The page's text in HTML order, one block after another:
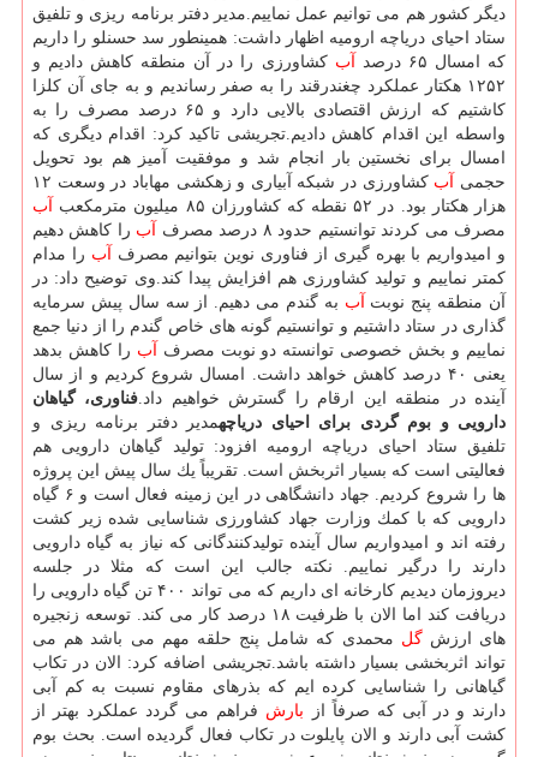
دیگر كشور هم می توانیم عمل نماییم.مدیر دفتر برنامه ریزی و تلفیق
ستاد احیای دریاچه ارومیه اظهار داشت: همینطور سد حسنلو را داریم
كه امسال ۶۵ درصد
آب كشاورزی را در آن منطقه كاهش دادیم و
۱۲۵۲ هكتار عملكرد چغندرقند را به صفر رساندیم و به جای آن كلزا
كاشتیم كه ارزش اقتصادی بالایی دارد و ۶۵ درصد مصرف را به
واسطه این اقدام كاهش دادیم.تجریشی تاكید كرد: اقدام دیگری كه
امسال برای نخستین بار انجام شد و موفقیت آمیز هم بود تحویل
حجمی آب
كشاورزی در شبكه آبیاری و زهكشی مهاباد در وسعت ۱۲
هزار هكتار بود. در ۵۲ نقطه كه كشاورزان ۸۵ میلیون مترمكعب
آب
مصرف می كردند توانستیم حدود ۸ درصد مصرف
آب را كاهش دهیم
و امیدواریم با بهره گیری از فناوری نوین بتوانیم مصرف آب را مدام
كمتر نماییم و تولید كشاورزی هم افزایش پیدا كند.وی توضیح داد: در
آن منطقه پنج نوبت آب به گندم می دهیم. از سه سال پیش سرمایه
گذاری در ستاد داشتیم و توانستیم گونه های خاص گندم را از دنیا جمع
نماییم و بخش خصوصی توانسته دو نوبت مصرف آب را كاهش بدهد
یعنی ۴۰ درصد كاهش خواهد داشت. امسال شروع كردیم و از سال
آینده در منطقه این ارقام را گسترش خواهیم داد. فناوری، گیاهان
دارویی و بوم گردی برای احیای دریاچهمدیر دفتر برنامه ریزی و
تلفیق ستاد احیای دریاچه ارومیه افزود: تولید گیاهان دارویی هم
فعالیتی است كه بسیار اثربخش است. تقریباً یك سال پیش این پروژه
ها را شروع كردیم. جهاد دانشگاهی در این زمینه فعال است و ۶ گیاه
دارویی كه با كمك وزارت جهاد كشاورزی شناسایی شده زیر كشت
رفته اند و امیدواریم سال آینده تولیدكنندگانی كه نیاز به گیاه دارویی
دارند را درگیر نماییم. نكته جالب این است كه مثلا در جلسه
دیروزمان دیدیم كارخانه ای داریم كه می تواند ۴۰۰ تن گیاه دارویی را
دریافت كند اما الان با ظرفیت ۱۸ درصد كار می كند. توسعه زنجیره
های ارزشگل محمدی كه شامل پنج حلقه مهم می باشد هم می
تواند اثربخشی بسیار داشته باشد.تجریشی اضافه كرد: الان در تكاب
گیاهانی را شناسایی كرده ایم كه بذرهای مقاوم نسبت به كم آبی
دارند و در آبی كه صرفاً از بارش فراهم می گردد عملكرد بهتر از
كشت آبی دارند و الان پایلوت در تكاب فعال گردیده است. بحث بوم